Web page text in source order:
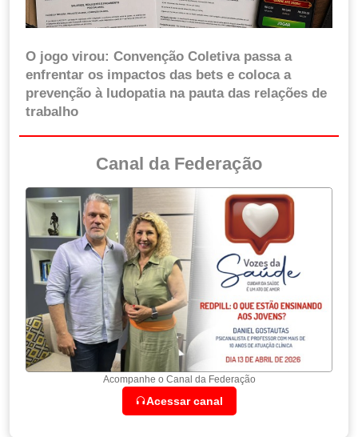
O jogo virou: Convenção Coletiva passa a
enfrentar os impactos das bets e coloca a
prevenção à ludopatia na pauta das relações de
trabalho
Canal da Federação
Acompanhe o Canal da Federação
Acessar canal